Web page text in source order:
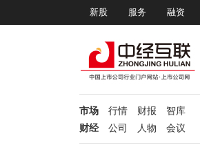
新股 服务 融资
市场 行情 财报
智库
财经
公司 人物 会议